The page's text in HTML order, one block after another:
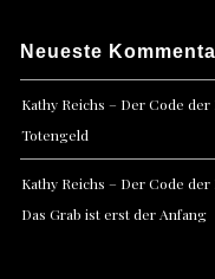
Neueste
Kathy Reichs – Der Code
Totengeld
Kathy Reichs – Der Code
Das Grab ist erst der Anfang